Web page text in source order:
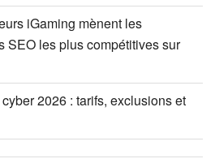
iGaming mènent les
SEO les plus compétitives sur
2026 : tarifs, exclusions et